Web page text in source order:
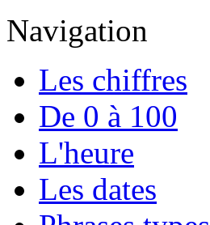
Navigation
Les chiffres
De 0 à 100
L'heure
Les dates